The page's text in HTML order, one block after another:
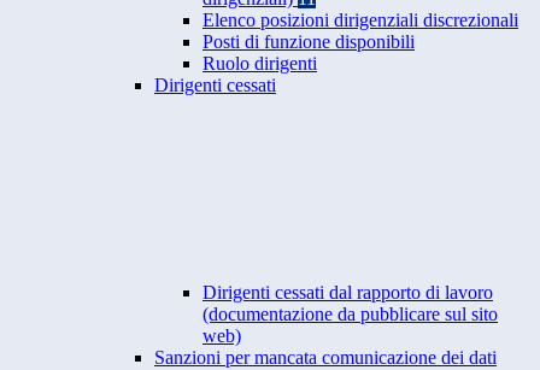
Elenco posizioni dirigenziali discrezionali
Posti di funzione disponibili
Ruolo dirigenti
Dirigenti cessati
Dirigenti cessati dal rapporto di lavoro
(documentazione da pubblicare sul sito
web)
Sanzioni per mancata comunicazione dei dati